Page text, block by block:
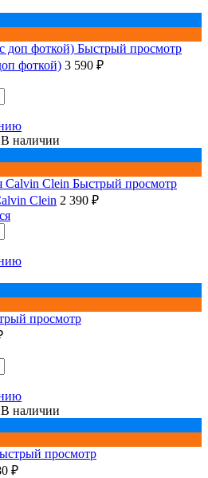
Быстрый просмотр
фоткой) 3 590 ₽
В наличии
Быстрый просмотр
Сlein 2 390 ₽
просмотр
В наличии
просмотр
₽